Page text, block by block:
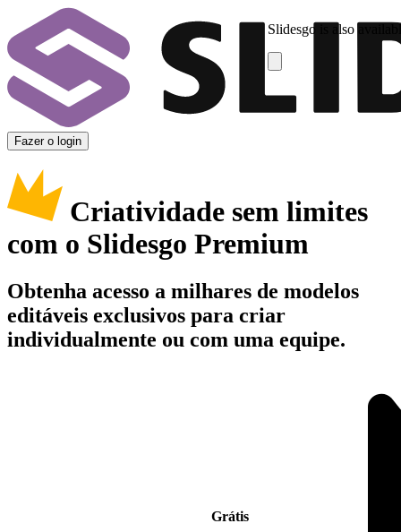
Slidesgo is also
Fazer o login
Criatividade sem limites
com o Slidesgo Premium
Obtenha acesso a milhares de modelos
editáveis exclusivos para criar
individualmente ou com uma equipe.
Grátis